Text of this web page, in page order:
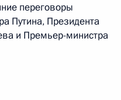
переговоры
Путина, Президента
и Премьер-министра